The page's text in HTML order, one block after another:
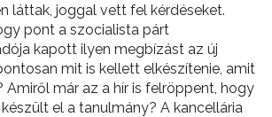
láttak, joggal vett fel kérdéseket.
pont a szocialista párt
kapott ilyen megbízást az új
mit is kellett elkészítenie, amit
már az a hír is felröppent, hogy
el a tanulmány? A kancellária